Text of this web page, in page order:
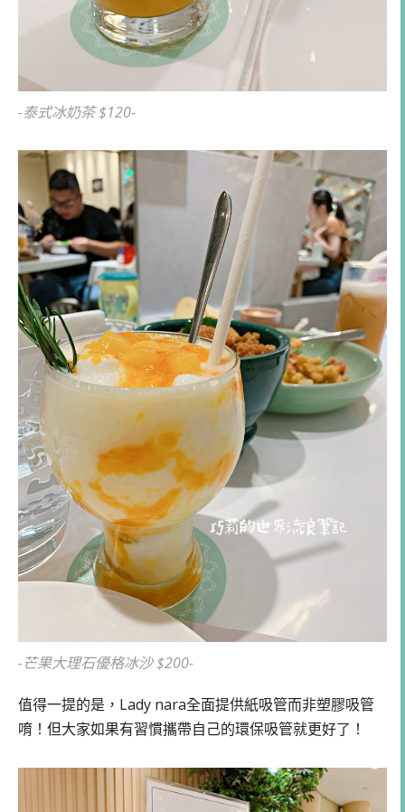
-泰式冰奶茶 $120-
-芒果大理石優格冰沙 $200-
值得一提的是，Lady nara全面提供紙吸管而非塑膠吸管
唷！但大家如果有習慣攜帶自己的環保吸管就更好了！